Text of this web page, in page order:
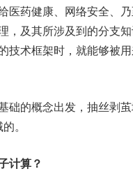
医药健康、网络安全、
，及其所涉及到的分支
技术框架时，就能够被
础的概念出发，抽丝剥
。
计算？